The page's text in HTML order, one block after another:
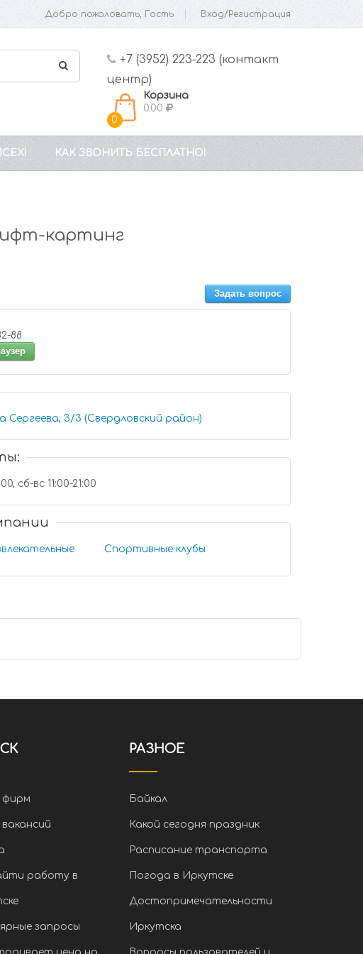
Добро пожаловать, Гость Вход/Регистрация
+7 (3952) 223-223 (контакт
центр)
0
Корзина
0.00
КАК ЗВОНИТЬ БЕСПЛАТНО!
картинг
Задать вопрос
82-88
Сергеева, 3/3 (Свердловский район)
сб-вс 11:00-21:00
Спортивные клубы
фирм
вакансий
работу в
запросы
РАЗНОЕ
Байкал
Какой сегодня праздник
Расписание транспорта
Погода в Иркутске
Достопримечательности
Иркутска